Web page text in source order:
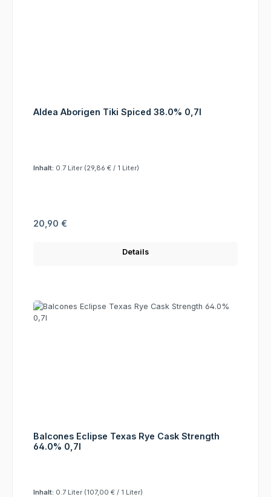
Aldea Aborigen Tiki Spiced 38.0% 0,7l
Inhalt: 0.7 Liter (29,86 € / 1 Liter)
Regulärer Preis:
20,90 €
Details
Balcones Eclipse Texas Rye Cask Strength
64.0% 0,7l
Inhalt: 0.7 Liter (107,00 € / 1 Liter)